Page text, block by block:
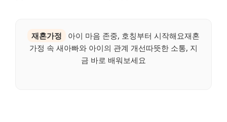
재혼가정
아이 마음 존중, 호칭부터 시작해요재혼
가정 속 새아빠와 아이의 관계 개선따뜻한 소통, 지
금 바로 배워보세요